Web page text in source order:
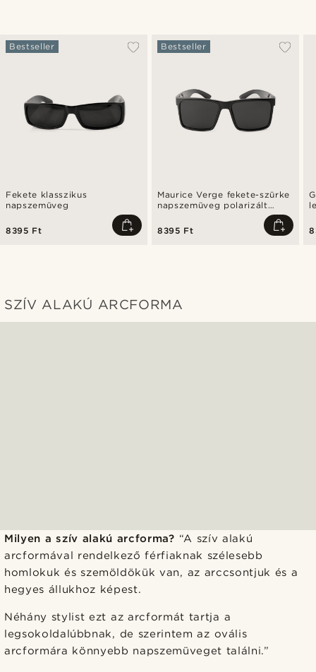
Fekete klasszikus
napszemüveg
Bestseller
8395 Ft
Maurice Verge fekete-szürke
napszemüveg polarizált
Bestseller
8395 Ft
SZÍV ALAKÚ ARCFORMA
Milyen a szív alakú arcforma? “A szív alakú
arcformával rendelkező férfiaknak szélesebb
homlokuk és szemöldökük van, az arccsontjuk és a
hegyes állukhoz képest.
Néhány stylist ezt az arcformát tartja a
legsokoldalúbbnak, de szerintem az ovális
arcformára könnyebb napszemüveget találni.”